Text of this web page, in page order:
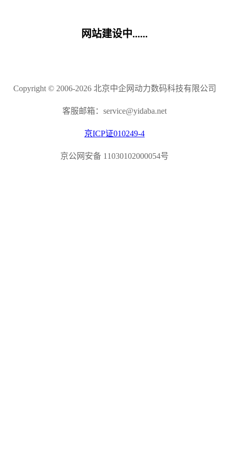
网站建设中......
Copyright © 2006-2026 北京中企网动力数码科技有限公司
客服邮箱：service@yidaba.net
京ICP证010249-4
京公网安备 11030102000054号